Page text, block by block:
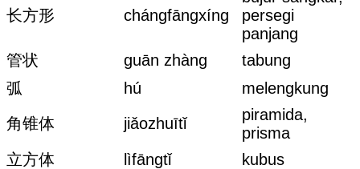
长方形 chángfāngxíng
persegi
panjang
管状
guān zhàng
tabung
弧
hú
melengkung
角锥体
jiǎozhuītǐ
piramida,
prisma
立方体
lìfāngtǐ
kubus